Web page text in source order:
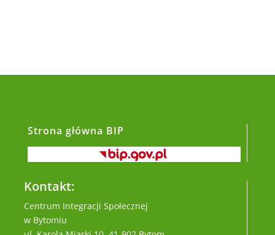
Strona główna BIP
Kontakt:
Centrum Integracji Społecznej
w Bytomiu